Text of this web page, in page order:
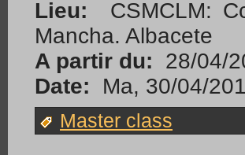
Lieu:
CSMCLM:
Mancha. Albacete
A partir du:
28/04/
Date:
Ma, 30/04/
Master class